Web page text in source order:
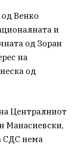
Венко
и
од Зоран
на
од
Централниот
Манасиевски,
СДС нема